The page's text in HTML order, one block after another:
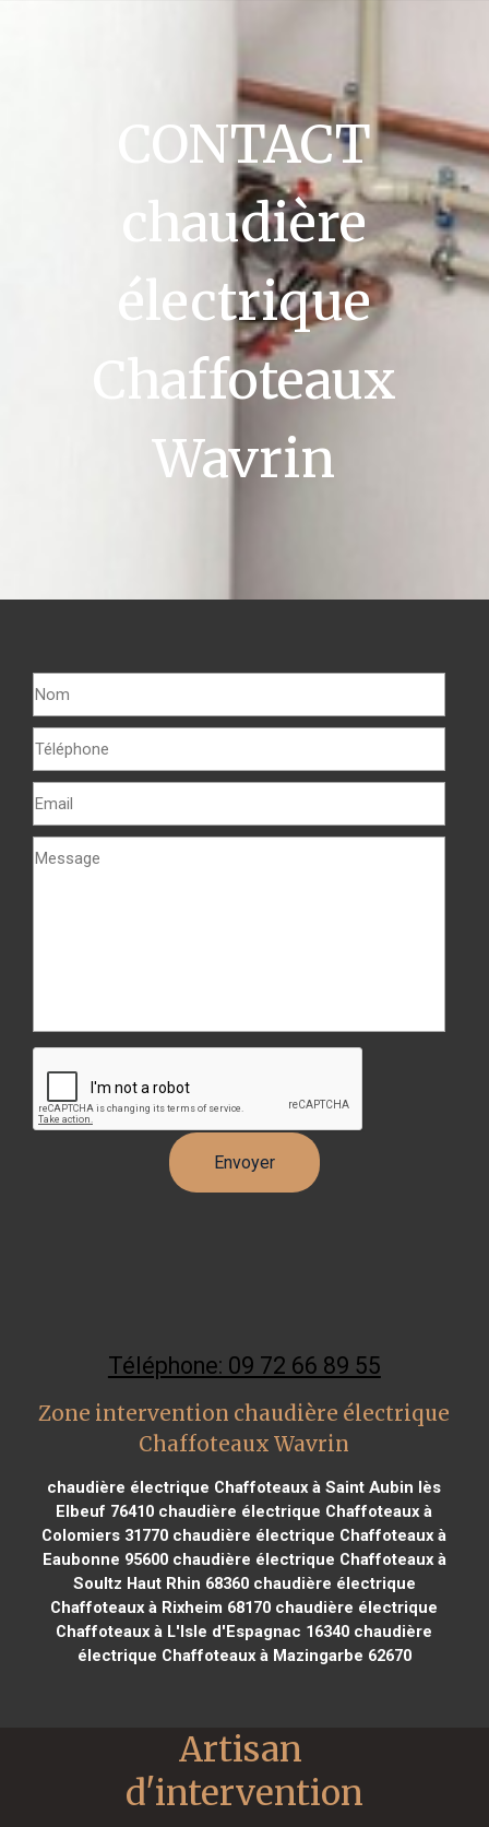
CONTACT
chaudière
électrique
Chaffoteaux
Wavrin
Téléphone: 09 72 66 89 55
Zone intervention chaudière électrique
Chaffoteaux Wavrin
chaudière électrique Chaffoteaux à Saint Aubin lès
Elbeuf 76410 chaudière électrique Chaffoteaux à
Colomiers 31770 chaudière électrique Chaffoteaux à
Eaubonne 95600chaudière électrique Chaffoteaux à
Soultz Haut Rhin 68360chaudière électrique
Chaffoteaux à Rixheim 68170 chaudière électrique
Chaffoteaux à L'Isle d'Espagnac 16340 chaudière
électrique Chaffoteaux à Mazingarbe 62670
Artisan
d'intervention